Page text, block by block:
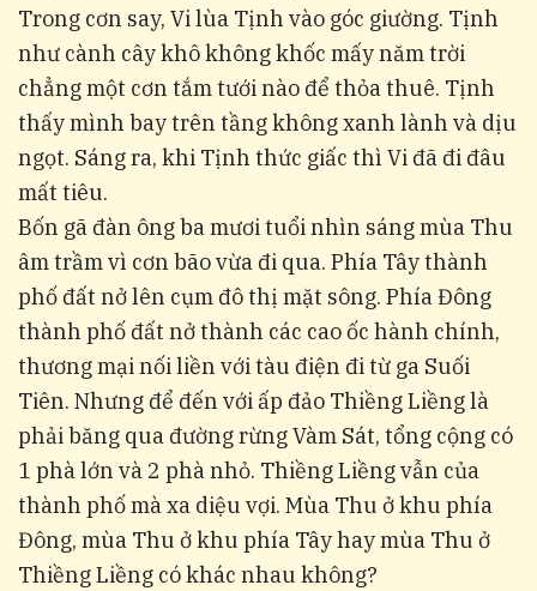
Trong cơn say, Vi lùa Tịnh vào góc giường. Tịnh
như cành cây khô không khốc mấy năm trời
chẳng một cơn tắm tưới nào để thỏa thuê. Tịnh
thấy mình bay trên tầng không xanh lành và dịu
ngọt. Sáng ra, khi Tịnh thức giấc thì Vi đã đi đâu
mất tiêu.
Bốn gã đàn ông ba mươi tuổi nhìn sáng mùa Thu
âm trầm vì cơn bão vừa đi qua. Phía Tây thành
phố đất nở lên cụm đô thị mặt sông. Phía Đông
thành phố đất nở thành các cao ốc hành chính,
thương mại nối liền với tàu điện đi từ ga Suối
Tiên. Nhưng để đến với ấp đảo Thiềng Liềng là
phải băng qua đường rừng Vàm Sát, tổng cộng có
1 phà lớn và 2 phà nhỏ. Thiềng Liềng vẫn của
thành phố mà xa diệu vợi. Mùa Thu ở khu phía
Đông, mùa Thu ở khu phía Tây hay mùa Thu ở
Thiềng Liềng có khác nhau không?